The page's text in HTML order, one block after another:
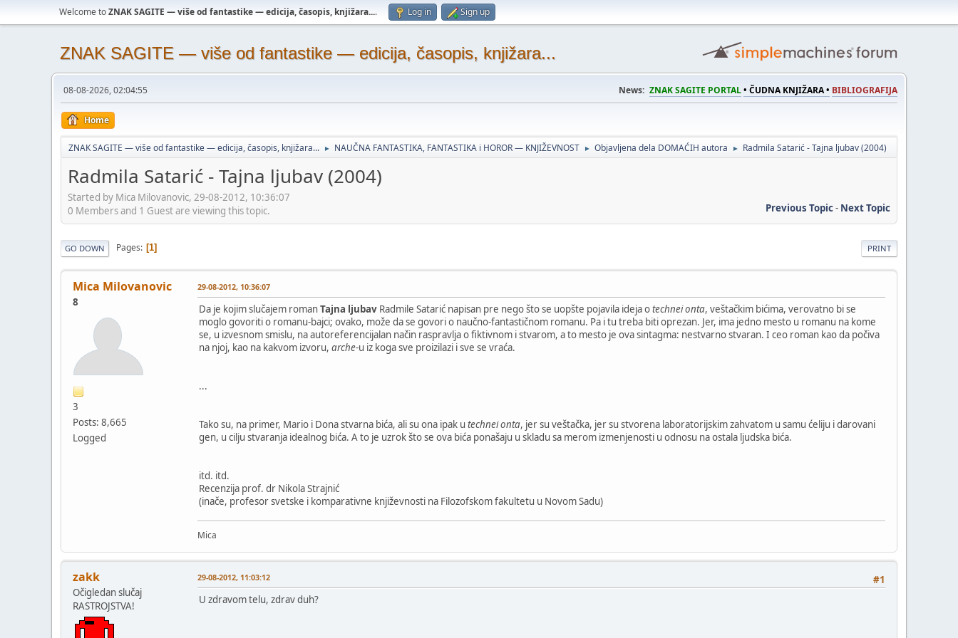
Welcome toZNAK SAGITE — više od fantastike — edicija, časopis, knjižara.... Log in Sign up
ZNAK SAGITE — više od fantastike — edicija, časopis, knjižara...
08-08-2026, 02:04:55 News: ZNAK SAGITE PORTAL• ČUDNA KNJIŽARA • BIBLIOGRAFIJA
Home
ZNAK SAGITE — više od fantastike — edicija, časopis, knjižara... ► NAUČNA FANTASTIKA, FANTASTIKA i HOROR — KNJIŽEVNOST ► Objavljena dela DOMAĆIH autora ► Radmila Satarić - Tajna ljubav (2004)
Radmila Satarić - Tajna ljubav (2004)
Started by Mica Milovanovic, 29-08-2012, 10:36:07
Previous Topic- Next Topic
0 Members and 1 Guest are viewing this topic.
PRINT
GO DOWN Pages 1
Mica Milovanovic
8
3
Posts: 8,665
Logged
29-08-2012, 10:36:07
Da je kojim slučajem romanTajna ljubav Radmile Satarić napisan pre nego što se uopšte pojavila ideja otechnei onta, veštačkim bićima, verovatno bi se
moglo govoriti o romanu-bajci; ovako, može da se govori o naučno-fantastičnom romanu. Pa i tu treba biti oprezan. Jer, ima jedno mesto u romanu na kome
se, u izvesnom smislu, na autoreferencijalan način raspravlja o fiktivnom i stvarom, a to mesto je ova sintagma: nestvarno stvaran. I ceo roman kao da počiva
na njoj, kao na kakvom izvoru, arche-u iz koga sve proizilazi i sve se vraća.
...
Tako su, na primer, Mario i Dona stvarna bića, ali su ona ipak u technei onta, jer su veštačka, jer su stvorena laboratorijskim zahvatom u samu ćeliju i darovani
gen, u cilju stvaranja idealnog bića. A to je uzrok što se ova bića ponašaju u skladu sa merom izmenjenosti u odnosu na ostala ljudska bića.
itd. itd.
Recenzija prof. dr Nikola Strajnić
(inače, profesor svetske i komparativne književnosti na Filozofskom fakultetu u Novom Sadu)
Mica
zakk
Očigledan slučaj
RASTROJSTVA!
#1
29-08-2012, 11:03:12
U zdravom telu, zdrav duh?